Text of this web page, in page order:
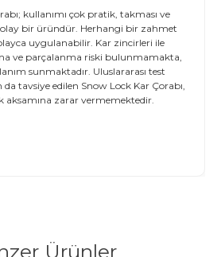
kullanımı çok pratik, takması ve
bir üründür. Herhangi bir zahmet
uygulanabilir. Kar zincirleri ile
ve parçalanma riski bulunmamakta,
sunmaktadır. Uluslararası test
tavsiye edilen Snow Lock Kar Çorabı,
aksamına zarar vermemektedir.
Ürünler